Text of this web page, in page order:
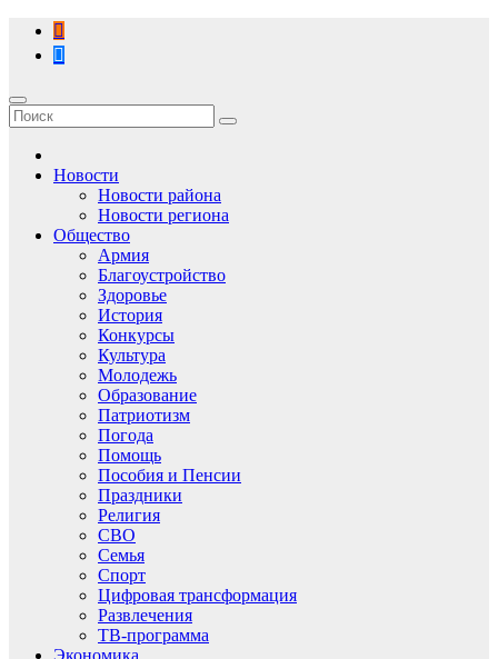
Перейти
содержимому
Новости
Новости района
Новости региона
Общество
Армия
Благоустройство
Здоровье
История
Конкурсы
Культура
Молодежь
Образование
Патриотизм
Погода
Помощь
Пособия и Пенсии
Праздники
Религия
СВО
Семья
Спорт
Цифровая трансформация
Развлечения
ТВ-программа
Экономика